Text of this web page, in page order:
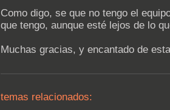
Como digo, se que no tengo el
que tengo, aunque esté lejos de lo
Muchas gracias, y encantado de
temas relacionados: